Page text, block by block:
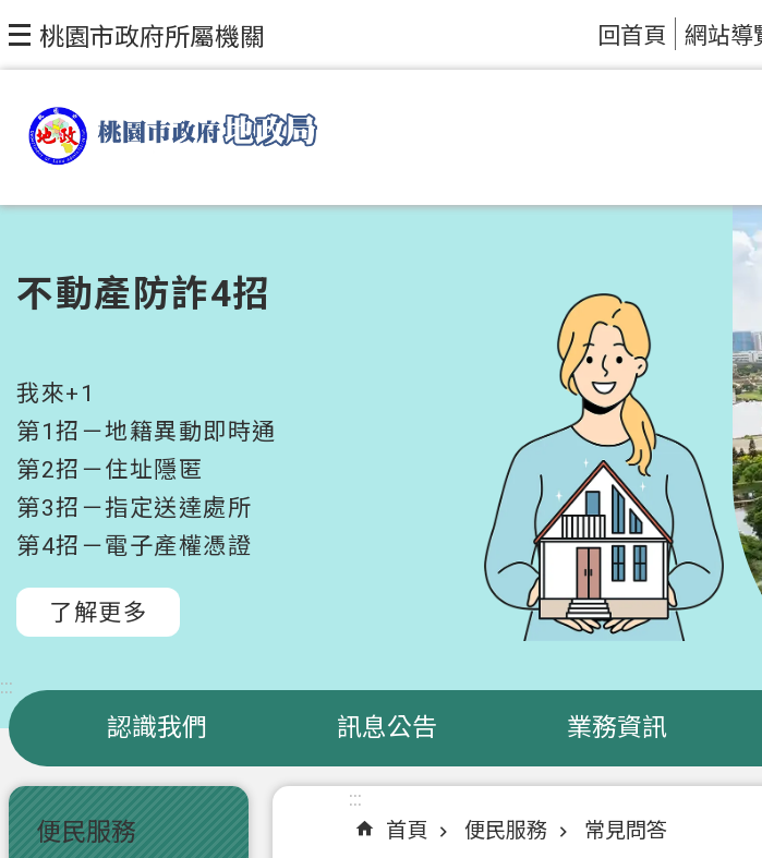
跳到主要內容區塊
桃園市政府所屬機關 回首頁 網站導
不動產防詐4招
我來+1
第1招－地籍異動即時通
第2招－住址隱匿
第3招－指定送達處所
第4招－電子產權憑證
了解更多
:::
認識我們 訊息公告 業務資訊
:::
便民服務
:::
首頁
便民服務 常見問答